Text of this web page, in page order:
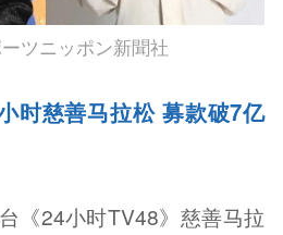
ツニッポン新聞社
时慈善马拉松 募款破7亿
《24小时TV48》慈善马拉